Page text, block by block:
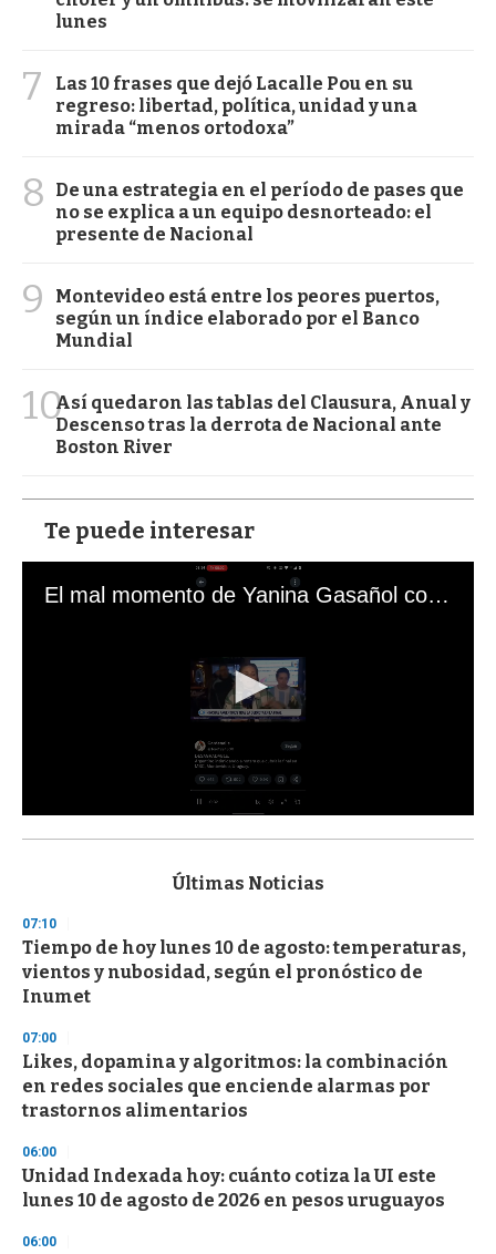
lunes
7
Las 10 frases que dejó Lacalle Pou en su
regreso: libertad, política, unidad y una
mirada “menos ortodoxa”
8
De una estrategia en el período de pases que
no se explica a un equipo desnorteado: el
presente de Nacional
9
Montevideo está entre los peores puertos,
según un índice elaborado por el Banco
Mundial
10Así quedaron las tablas del Clausura, Anual y
Descenso tras la derrota de Nacional ante
Boston River
Te puede interesar
El mal momento de Yanina Gasañol con un hincha argentino en "Subrayado"
s
d
s
o
f
3
s
e
c
o
n
Últimas Noticias
07:10
Tiempo de hoy lunes 10 de agosto: temperaturas,
vientos y nubosidad, según el pronóstico de
Inumet
07:00
Likes, dopamina y algoritmos: la combinación
en redes sociales que enciende alarmas por
trastornos alimentarios
06:00
Unidad Indexada hoy: cuánto cotiza la UI este
lunes 10 de agosto de 2026 en pesos uruguayos
06:00